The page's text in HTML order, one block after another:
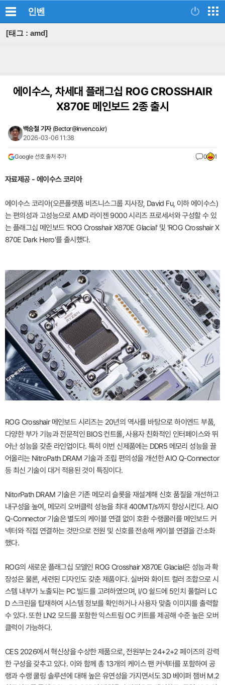
인벤
[태그 : amd]
에이수스, 차세대 플래그십 ROG CROSSHAIR
X870E 메인보드 2종 출시
백승철 기자 (Bector@inven.co.kr)
2026-03-06 11:38
Google 선호 출처 추가 0 1
자료제공 - 에이수스 코리아
에이수스 코리아(오픈플랫폼 비즈니스그룹 지사장, David Fu, 이하 에이수스)
는 편의성과 고성능으로 AMD 라이젠 9000 시리즈 프로세서와 구성할 수 있
는 플래그십 메인보드 'ROG Crosshair X870E Glacial' 및 'ROG Crosshair X
870E Dark Hero'를 출시했다.
ROG Crosshair 메인보드 시리즈는 20년의 역사를 바탕으로 하이엔드 부품,
다양한 부가 기능과 전문적인 BIOS 컨트롤, 사용자 친화적인 인터페이스와 뛰
어난 성능을 갖춘 라인업이다. 특히 이번 신제품에는 DDR5 메모리 성능을 끌
어올리는 NitroPath DRAM 기술과 조립 편의성을 개선한 AIO Q-Connector
등 최신 기술이 대거 적용된 것이 특징이다.
NitorPath DRAM 기술은 기존 메모리 슬롯을 재설계해 신호 품질을 개선하고
내구성을 높여, 메모리 오버클럭 성능을 최대 400MT/s까지 향상시킨다. AIO
Q-Connector 기술은 별도의 케이블 연결 없이 호환 수랭쿨러를 메인보드 커
넥터와 직접 연결하는 것만으로 전원 및 신호를 전송해 케이블 연결을 간소화
했다.
ROG의 새로운 플래그십 모델인 ROG Crosshair X870E Glacial은 성능과 확
장성은 물론, 세련된 디자인도 갖춘 제품이다. 실버와 화이트 컬러 조합으로 시
스템 내부가 노출되는 PC 빌드를 고려하였으며, I/O 쉴드에 5인치 풀컬러 LC
D 스크린을 탑재하여 시스템 정보를 확인하거나 사용자 맞춤 이미지를 출력할
수 있다. 또한 LN2 모드를 포함한 익스트림 OC 키트를 제공해 수준 높은 오버
클럭이 가능하다.
CES 2026에서 혁신상을 수상한 제품으로, 전원부는 24+2+2 페이즈의 강력
한 구성을 갖추고 있다. 이와 함께 총 13개의 케이스 팬 커넥터를 포함하여 공
랭과 수랭 쿨링 솔루션에 대해 높은 유연성을 가지면서도 3D 베이퍼 챔버 M.2